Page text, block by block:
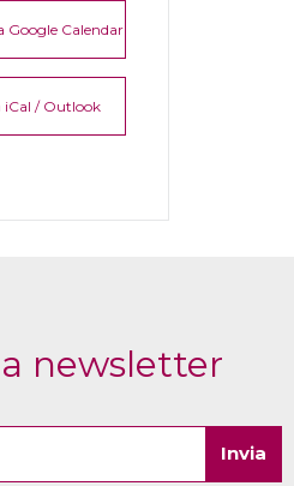
Google Calendar
iCal / Outlook
newsletter